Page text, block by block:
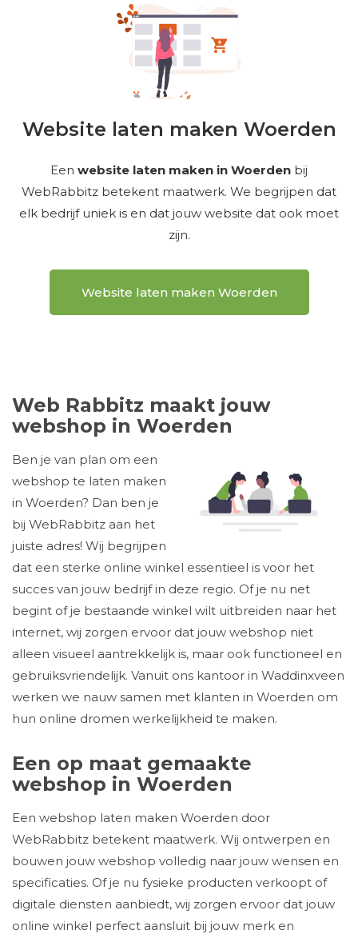
Website laten maken Woerden
Een website laten maken in Woerden bij
WebRabbitz betekent maatwerk. We begrijpen dat
elk bedrijf uniek is en dat jouw website dat ook moet
zijn.
Website laten maken Woerden
Web Rabbitz maakt jouw
webshop in Woerden
Ben je van plan om een
webshop te laten maken
in Woerden? Dan ben je
bij WebRabbitz aan het
juiste adres! Wij begrijpen
dat een sterke online winkel essentieel is voor het
succes van jouw bedrijf in deze regio. Of je nu net
begint of je bestaande winkel wilt uitbreiden naar het
internet, wij zorgen ervoor dat jouw webshop niet
alleen visueel aantrekkelijk is, maar ook functioneel en
gebruiksvriendelijk. Vanuit ons kantoor in Waddinxveen
werken we nauw samen met klanten in Woerden om
hun online dromen werkelijkheid te maken.
Een op maat gemaakte
webshop in Woerden
Een webshop laten maken Woerden door
WebRabbitz betekent maatwerk. Wij ontwerpen en
bouwen jouw webshop volledig naar jouw wensen en
specificaties. Of je nu fysieke producten verkoopt of
digitale diensten aanbiedt, wij zorgen ervoor dat jouw
online winkel perfect aansluit bij jouw merk en